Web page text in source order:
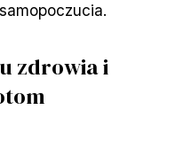
zdrowia i